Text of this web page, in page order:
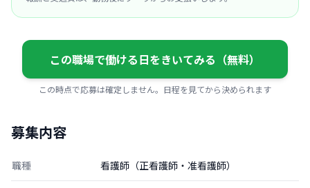
この職場で働ける日をきいてみる（無料）
この時点で応募は確定しません。日程を見てから決められます
募集内容
職種 看護師（正看護師・准看護師）